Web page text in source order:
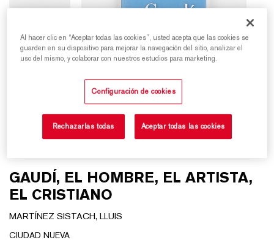
GAUDÍ, EL HOMBRE, EL ARTISTA,
EL CRISTIANO
MARTÍNEZ SISTACH, LLUIS
CIUDAD NUEVA
Al hacer clic en “Aceptar todas las cookies”, usted acepta que las cookies se
guarden en su dispositivo para mejorar la navegación del sitio, analizar el
uso del mismo, y colaborar con nuestros estudios para marketing.
Configuración de cookies
Rechazarlas todas Aceptar todas las cookies